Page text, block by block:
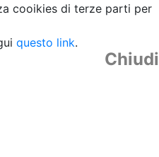
cooikies di terze parti per
questo link.
Chiudi